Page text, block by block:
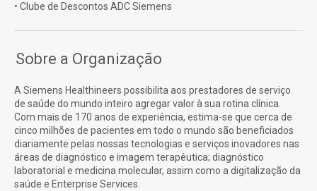
• Clube de Descontos ADC Siemens
Sobre a Organização
A Siemens Healthineers possibilita aos prestadores de serviço
de saúde do mundo inteiro agregar valor à sua rotina clínica.
Com mais de 170 anos de experiência, estima-se que cerca de
cinco milhões de pacientes em todo o mundo são beneficiados
diariamente pelas nossas tecnologias e serviços inovadores nas
áreas de diagnóstico e imagem terapêutica; diagnóstico
laboratorial e medicina molecular, assim como a digitalização da
saúde e Enterprise Services.